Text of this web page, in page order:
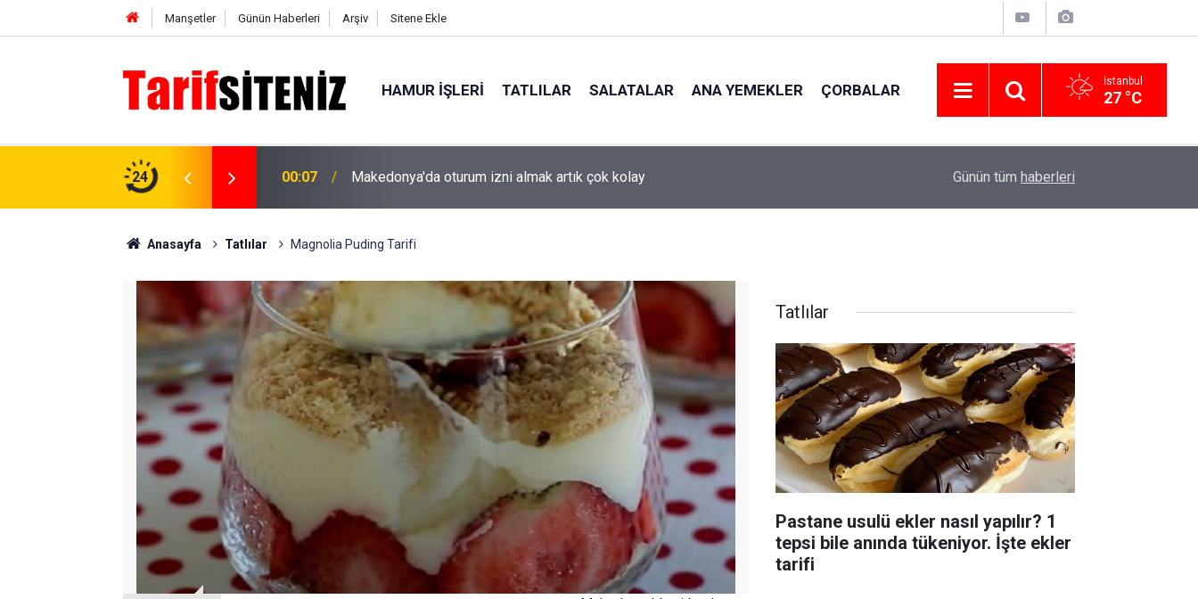
Manşetler Günün Haberleri Arşiv Sitene Ekle
HAMUR İŞLERI TATLILAR SALATALAR ANA YEMEKLER ÇORBALAR İstanbul
27 °C
24
tarifi, enfes ve lezzetli 00:07 Makedonya'da oturum izni almak artık çok kolay Terbiyeli Ispanak çorbası tarifi; Deneyen
Günün tüm haberleri
Anasayfa Tatlılar Magnolia Puding Tarifi
Tatlılar
Pastane usulü ekler nasıl yapılır? 1
tepsi bile anında tükeniyor. İşte ekler
tarifi